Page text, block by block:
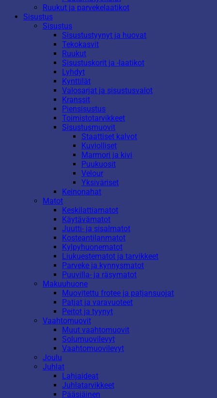
Ruukut ja parvekelaatikot
Sisustus
Sisustus
Sisustustyynyt ja huovat
Tekokasvit
Ruukut
Sisustuskorit ja -laatikot
Lyhdyt
Kynttilät
Valosarjat ja sisustusvalot
Kranssit
Piensisustus
Toimistotarvikkeet
Sisustusmuovit
Staattiset kalvot
Kuviolliset
Marmori ja kivi
Puukuosit
Velour
Yksiväriset
Keinonahat
Matot
Keskilattiamatot
Käytävämatot
Juutti- ja sisalmatot
Kosteantilanmatot
Kylpyhuonematot
Liukuestematot ja tarvikkeet
Parveke ja kynnysmatot
Puuvilla- ja räsymatot
Makuuhuone
Muovitettu frotee ja patjansuojat
Patjat ja varavuoteet
Peitot ja tyynyt
Vaahtomuovit
Muut vaahtomuovit
Solumuovilevyt
Vaahtomuovilevyt
Joulu
Juhlat
Lahjaideat
Juhlatarvikkeet
Pääsiäinen